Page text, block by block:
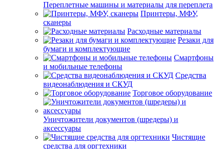
Переплетные машины и материалы для переплета
Принтеры, МФУ,
сканеры
Расходные материалы
Резаки для
бумаги и комплектующие
Смартфоны
и мобильные телефоны
Средства
видеонаблюдения и СКУД
Торговое оборудование
Уничтожители документов (шредеры) и
аксессуары
Чистящие
средства для оргтехники